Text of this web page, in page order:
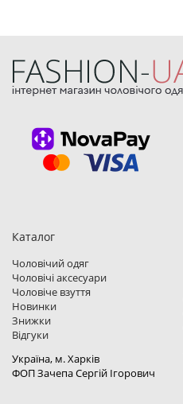
Каталог
Чоловічий одяг
Чоловічі аксесуари
Чоловіче взуття
Новинки
Знижки
Відгуки
Україна, м. Харкiв
ФОП Зачепа Сергій Ігорович